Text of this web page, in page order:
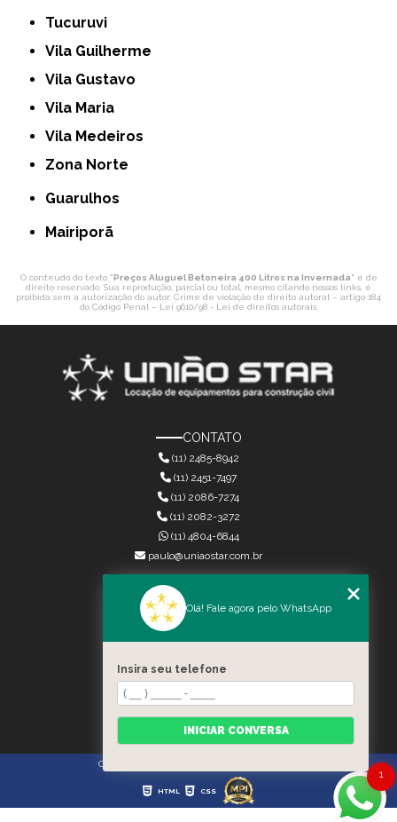
Tucuruvi
Vila Guilherme
Vila Gustavo
Vila Maria
Vila Medeiros
Zona Norte
Guarulhos
Mairiporã
O conteúdo do texto "Preços Aluguel Betoneira 400 Litros na Invernada" é de
direito reservado. Sua reprodução, parcial ou total, mesmo citando nossos links, é
proibida sem a autorização do autor. Crime de violação de direito autoral – artigo 184
do Código Penal – Lei 9610/98 - Lei de direitos autorais.
CONTATO
(11) 2485-8942
(11) 2451-7497
(11) 2086-7274
(11) 4804-6844
(11) 2082-3272
paulo@uniaostar.com.br
MENU
QUEM SOMOS
SERVIÇOS
CONTATO
CATEGORIAS
MAPA DO SITE
Copyright © União Star. (Lei 9610 de 19/02/1998)
HTML CSS
1
Olá! Fale agora pelo WhatsApp
Insira seu telefone
INICIAR CONVERSA